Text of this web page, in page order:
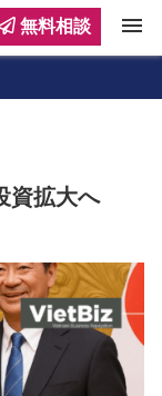
資拡大へ
無料相談 menu